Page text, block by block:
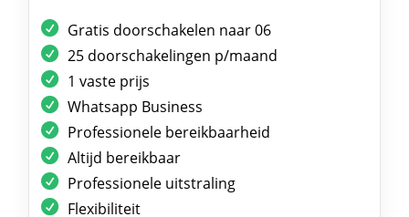
Gratis doorschakelen naar 06
25 doorschakelingen p/maand
1 vaste prijs
Whatsapp Business
Professionele bereikbaarheid
Altijd bereikbaar
Professionele uitstraling
Flexibiliteit